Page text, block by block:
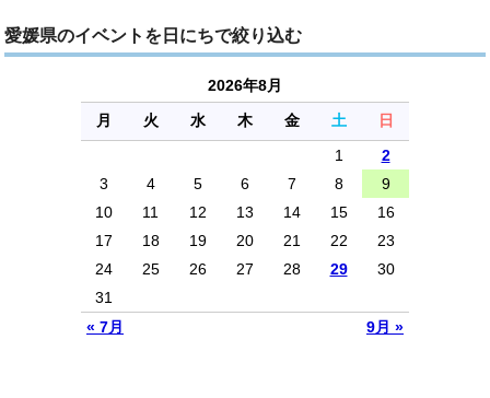
愛媛県のイベントを日にちで絞り込む
2026年8月
月
火 水 木 金 土 日
« 7月 9月 »
1
2
3
4 5 6 7 8
9
10
11 12 13 14 15
16
17
18 19 20 21 22
23
24
25 26 27 28 29
30
31